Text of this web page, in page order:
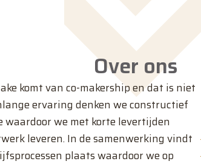
Over ons
komt van co-makership en dat is niet
ervaring denken we constructief
waardoor we met korte levertijden
leveren. In de samenwerking vindt
plaats waardoor we op